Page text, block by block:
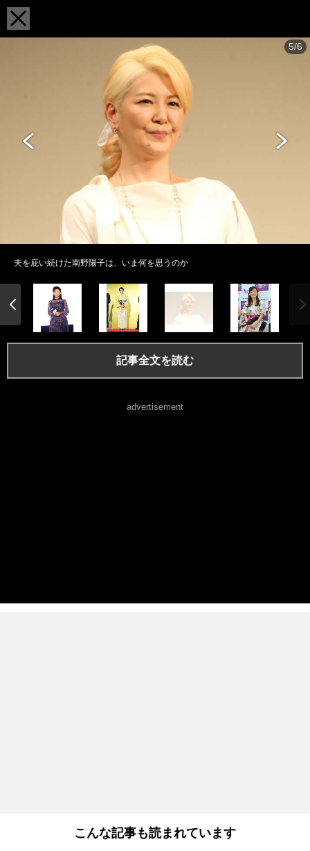
5/6
夫を庇い続けた南野陽子は、いま何を思うのか
記事全文を読む
advertisement
こんな記事も読まれています